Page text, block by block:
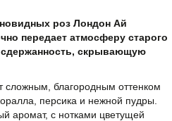
роз Лондон Ай
передает атмосферу старого
скрывающую
сложным, благородным оттенком
персика и нежной пудры.
аромат, с нотками цветущей